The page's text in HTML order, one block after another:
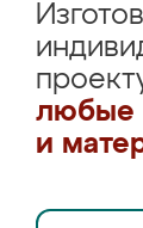
любые
и